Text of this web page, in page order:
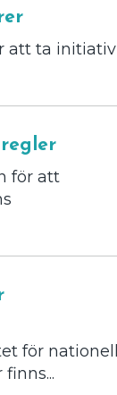
att ta initiativ
för att
för nationell